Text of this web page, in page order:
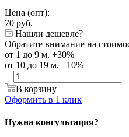
Цена (опт):
70 руб.
Нашли дешевле?
Обратите внимание на
от 1 до 9 м. +30%
от 10 до 19 м. +10%
В корзину
Оформить в 1 клик
Нужна консультация?